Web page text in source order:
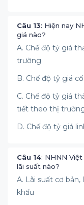
Câu 13: Hiện nay
giá nào?
A. Chế độ tỷ giá
trường
B. Chế độ tỷ giá
C. Chế độ tỷ giá
tiết theo thị
D. Chế độ tỷ giá
Câu 14: NHNN
lãi suất nào?
A. Lãi suất cơ
khấu